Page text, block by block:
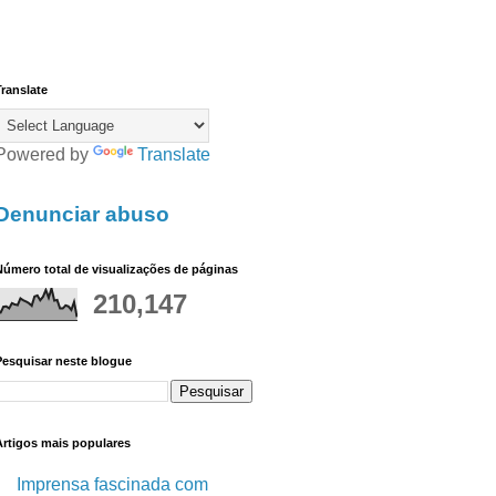
by Translate
abuso
total de visualizações de páginas
210,147
neste blogue
mais populares
Imprensa fascinada com